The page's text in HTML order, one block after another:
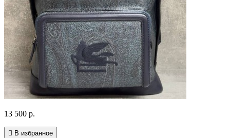
13 500 р.
В избранное